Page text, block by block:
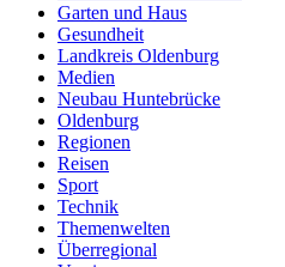
Garten und Haus
Gesundheit
Landkreis Oldenburg
Medien
Neubau Huntebrücke
Oldenburg
Regionen
Reisen
Sport
Technik
Themenwelten
Überregional